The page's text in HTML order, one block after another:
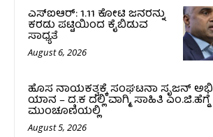
ಎಸ್‌ಐಆರ್‌: 1.11 ಕೋಟಿ ಜನರನ್ನು
ಕರಡು ಪಟ್ಟಿಯಿಂದ ಕೈಬಿಡುವ
ಸಾಧ್ಯತೆ
August 6, 2026
ಹೊಸ ನಾಯಕತ್ವಕ್ಕೆ ಸಂಘಟನಾ ಸೃಜನ್ ಅಭಿ
ಯಾನ – ದ.ಕ ದಲ್ಲಿ ವಾಗ್ಮಿ, ಸಾಹಿತಿ ಎಂ.ಜಿ.ಹೆಗ್ಡೆ
ಮುಂಚೂಣಿಯಲ್ಲಿ
August 5, 2026